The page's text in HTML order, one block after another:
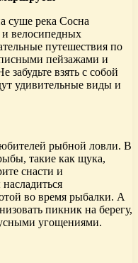
суше река Сосна
велосипедных
путешествия по
пейзажами и
забудьте взять с собой
удивительные виды и
рыбной ловли. В
такие как щука,
снасти и
во время рыбалки. А
пикник на берегу,
угощениями.